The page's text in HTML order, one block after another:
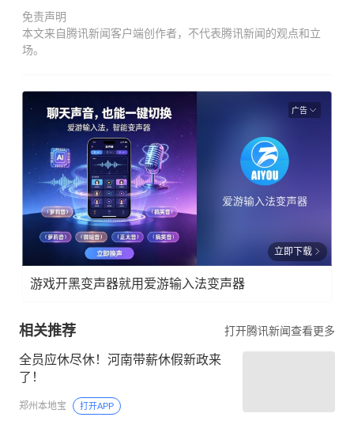
免责声明
本文来自腾讯新闻客户端创作者，不代表腾讯新闻的观点和立
场。
广告
立即下载
游戏开黑变声器就用爱游输入法变声器
相关推荐 打开腾讯新闻查看更多
全员应休尽休！河南带薪休假新政来
了！
郑州本地宝 打开APP